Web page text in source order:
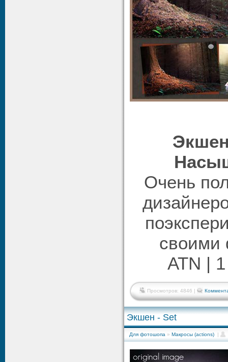
Очень
своими
ATN |
Просмотров: 4846 |
Экшен - Set
Для фотошопа » Макросы (actions) |